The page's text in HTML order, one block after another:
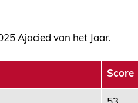
Ajacied van het Jaar.
Score